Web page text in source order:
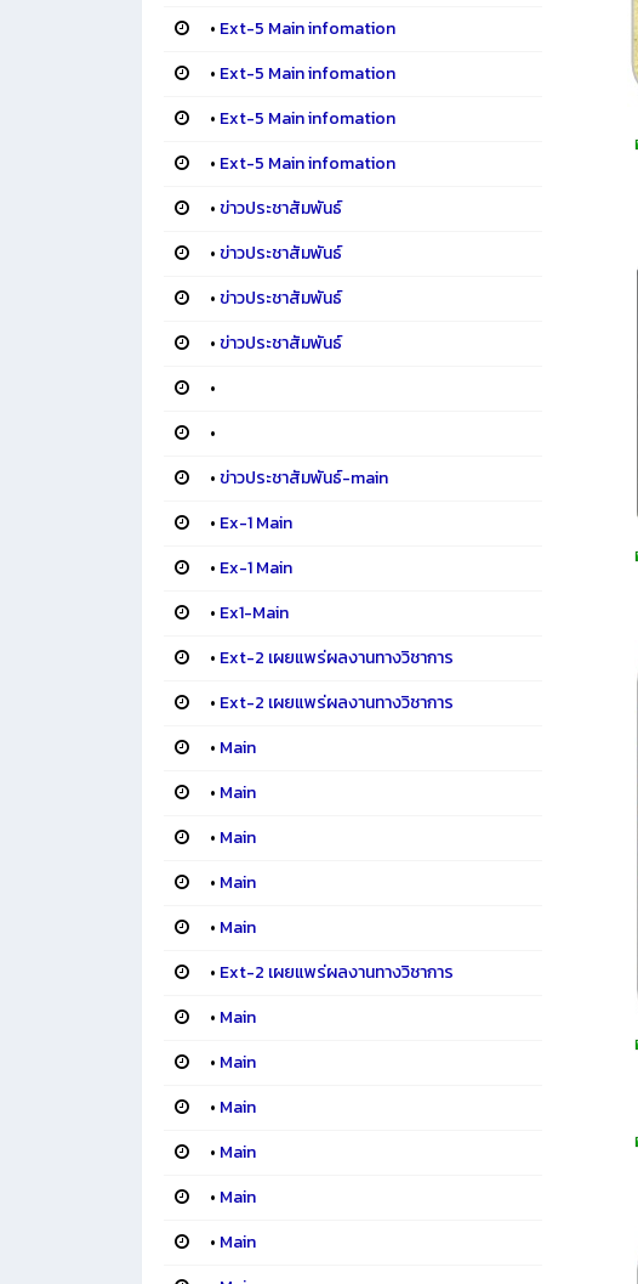
• Ext-5 Main infomation
• Ext-5 Main infomation
• Ext-5 Main infomation
• Ext-5 Main infomation
• ข่าวประชาสัมพันธ์
• ข่าวประชาสัมพันธ์
• ข่าวประชาสัมพันธ์
• ข่าวประชาสัมพันธ์
•
•
• ข่าวประชาสัมพันธ์-main
• Ex-1 Main
• Ex-1 Main
• Ex1-Main
• Ext-2 เผยแพร่ผลงานทางวิชาการ
• Ext-2 เผยแพร่ผลงานทางวิชาการ
• Main
• Main
• Main
• Main
• Main
• Ext-2 เผยแพร่ผลงานทางวิชาการ
• Main
• Main
• Main
• Main
• Main
• Main